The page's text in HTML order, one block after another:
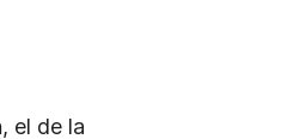
, el de la